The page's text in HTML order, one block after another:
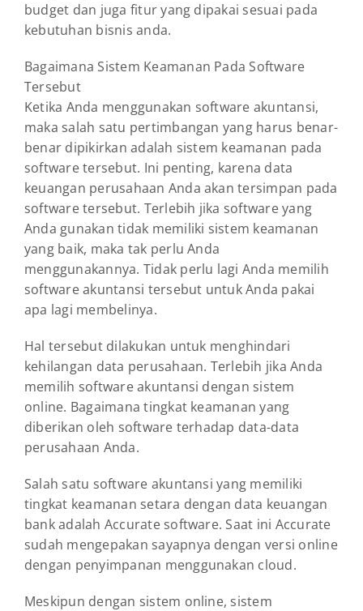
budget dan juga fitur yang dipakai sesuai pada
kebutuhan bisnis anda.
Bagaimana Sistem Keamanan Pada Software
Tersebut
Ketika Anda menggunakan software akuntansi,
maka salah satu pertimbangan yang harus benar-
benar dipikirkan adalah sistem keamanan pada
software tersebut. Ini penting, karena data
keuangan perusahaan Anda akan tersimpan pada
software tersebut. Terlebih jika software yang
Anda gunakan tidak memiliki sistem keamanan
yang baik, maka tak perlu Anda
menggunakannya. Tidak perlu lagi Anda memilih
software akuntansi tersebut untuk Anda pakai
apa lagi membelinya.
Hal tersebut dilakukan untuk menghindari
kehilangan data perusahaan. Terlebih jika Anda
memilih software akuntansi dengan sistem
online. Bagaimana tingkat keamanan yang
diberikan oleh software terhadap data-data
perusahaan Anda.
Salah satu software akuntansi yang memiliki
tingkat keamanan setara dengan data keuangan
bank adalah Accurate software. Saat ini Accurate
sudah mengepakan sayapnya dengan versi online
dengan penyimpanan menggunakan cloud.
Meskipun dengan sistem online, sistem